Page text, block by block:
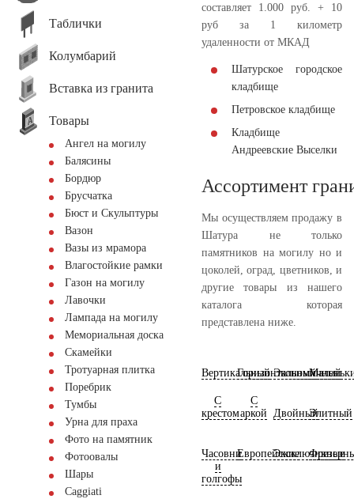
Таблички
Колумбарий
Вставка из гранита
Товары
Ангел на могилу
Балясины
Бордюр
Брусчатка
Бюст и Скульптуры
Вазон
Вазы из мрамора
Влагостойкие рамки
Газон на могилу
Лавочки
Лампада на могилу
Мемориальная доска
Скамейки
Тротуарная плитка
Поребрик
Тумбы
Урна для праха
Фото на памятник
Фотоовалы
Шары
Сaggiati
составляет 1.000 руб. + 10
руб за 1 километр
удаленности от МКАД
Шатурское городское
кладбище
Петровское кладбище
Кладбище
Андреевские Выселки
Ассортимент
Мы осуществляем продажу в
Шатура не только
памятников на могилу но и
цоколей, оград, цветников, и
другие товары из нашего
каталога которая
представлена ниже.
ВертикальныйГоризонтальный
Экономичный
С
крестом
С
аркой
ДвойныйЭлитный
Часовни
и
голгофы
ЕвропейскиеЭксклюзивные